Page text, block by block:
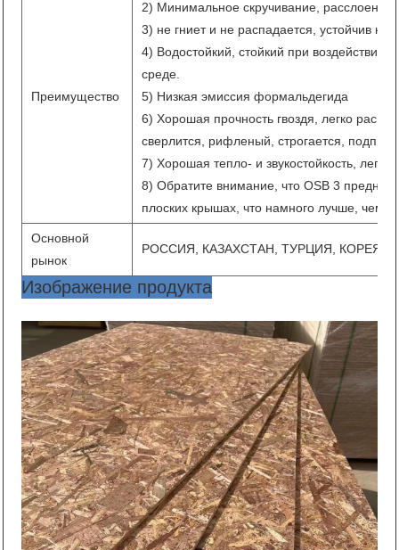
Преимущество
2) Минимальное скручивание,
3) не гниет и не распадается, устойчив к
4) Водостойкий, стойкий при воздействии
среде.
5) Низкая эмиссия формальдегида
6) Хорошая прочность гвоздя, легко
сверлится, рифленый, строгается,
7) Хорошая тепло- и звукостойкость, легко
8) Обратите внимание, что OSB 3
плоских крышах, что намного лучше, чем
Основной
рынок
РОССИЯ, КАЗАХСТАН, ТУРЦИЯ, КОРЕЯ,
Изображение продукта